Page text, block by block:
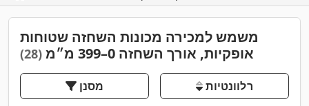
משמש למכירה מכונות השחזה שטוחות
אופקיות, אורך השחזה 0–399 מ״מ
(28)
מסנן רלוונטיות